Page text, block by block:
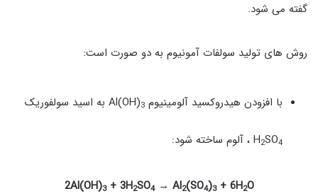
گفته می شود.
روش های تولید سولفات آمونیوم به دو صورت است:
با افزودن هیدروکسید آلومینیوم Al(OH) 3 به اسید سولفوریک
H2SO4 ، آلوم ساخته شود:
2Al(OH)3+ 3H2SO4→ Al2(SO4)3+ 6H2O